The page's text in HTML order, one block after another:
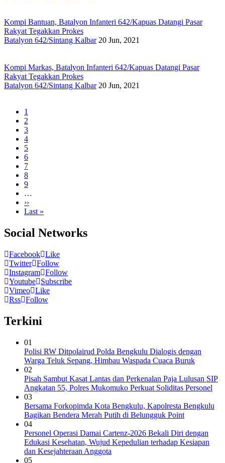
Kompi Bantuan, Batalyon Infanteri 642/Kapuas Datangi Pasar
Rakyat Tegakkan Prokes
Batalyon 642/Sintang Kalbar 20 Jun, 2021
Kompi Markas, Batalyon Infanteri 642/Kapuas Datangi Pasar
Rakyat Tegakkan Prokes
Batalyon 642/Sintang Kalbar 20 Jun, 2021
Pagination
Current
page
1
Page
2
Page
3
Page
4
Page
5
Page
6
Page
7
Page
8
Page
9
…
Next
page
››
Last
Last »
Social Networks
Facebook Like
Twitter Follow
Instagram Follow
Youtube
Subscribe
Vimeo Like
Rss Follow
Terkini
01
Polisi RW Ditpolairud Polda Bengkulu Dialogis dengan
Warga Teluk Sepang, Himbau Waspada Cuaca Buruk
02
Pisah Sambut Kasat Lantas dan Perkenalan Paja Lulusan SIP
Angkatan 55, Polres Mukomuko Perkuat Soliditas Personel
03
Bersama Forkopimda Kota Bengkulu, Kapolresta Bengkulu
Bagikan Bendera Merah Putih di Belungguk Point
04
Personel Operasi Damai Cartenz-2026 Bekali Diri dengan
Edukasi Kesehatan, Wujud Kepedulian terhadap Kesiapan
dan Kesejahteraan Anggota
05